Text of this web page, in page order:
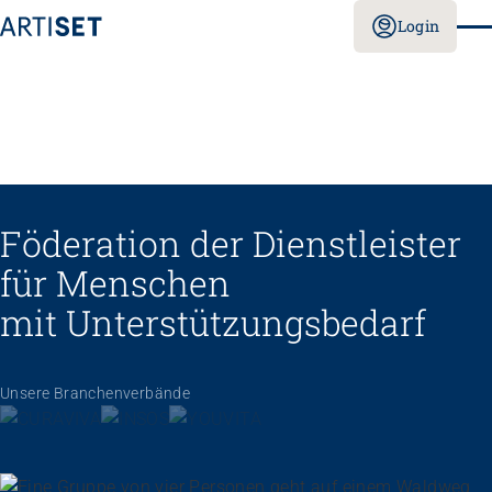
Login
Föderation der Dienstleister
für Menschen
mit Unterstützungs­bedarf
Unsere Branchenverbände